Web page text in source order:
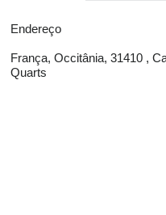
Endereço
França, Occitânia, 31410 ,
Quarts